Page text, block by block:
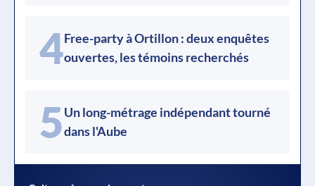
4Free-party à Ortillon : deux enquêtes
ouvertes, les témoins recherchés
5Un long-métrage indépendant tourné
dans l'Aube